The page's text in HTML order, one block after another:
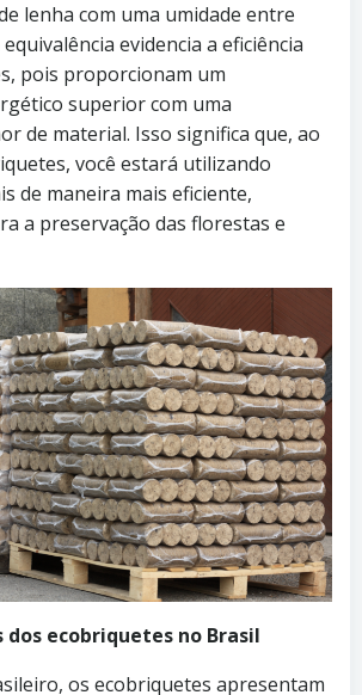
lenha com uma umidade entre
equivalência evidencia a eficiência
pois proporcionam um
superior com uma
de material. Isso significa que, ao
você estará utilizando
de maneira mais eficiente,
a preservação das florestas e
ecobriquetes no Brasil
os ecobriquetes apresentam